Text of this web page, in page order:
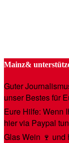
Mainz&
Guter
unser Bestes für
Eure Hilfe: Wenn
hier via Paypal
Glas Wein 🍷 und